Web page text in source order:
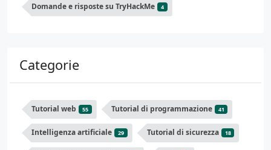
Domande e risposte su TryHackMe 4
Categorie
Tutorial web 55 Tutorial di programmazione 41
Intelligenza artificiale 29 Tutorial di sicurezza 18